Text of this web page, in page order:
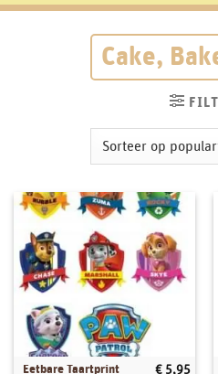
Cake,
Eetbare Taartprint
€ 5,95